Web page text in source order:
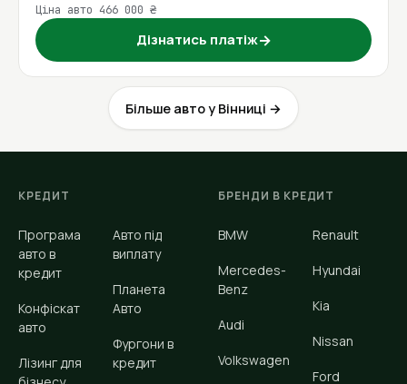
Ціна авто 466 000 ₴
Дізнатись платіж→
Більше авто у Вінниці →
КРЕДИТ
Програма
авто в
кредит
Конфіскат
авто
Лізинг для
Авто під
виплату
Планета
Авто
Фургони в
кредит
БРЕНДИ В КРЕДИТ
BMW
Mercedes-
Benz
Audi
Volkswagen
Renault
Hyundai
Kia
Nissan
Ford